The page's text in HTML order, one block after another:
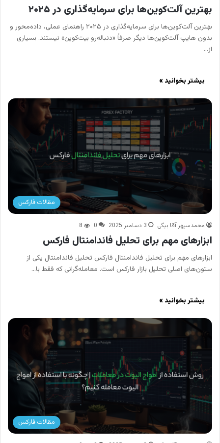
بهترین آلت‌کوین‌ها برای سرمایه‌گذاری در ۲۰۲۵
بهترین آلت‌کوین‌ها برای سرمایه‌گذاری در ۲۰۲۵ راهنمای عملی، داده‌محور و
بدون هایپ آلت‌کوین‌ها دیگر صرفاً «دنباله‌رو بیت‌کوین» نیستند. بسیاری
از…
بیشتر بخوانید »
مقالات فارکس
محمدسپهر آقا بیگی 3 دسامبر 2025 0
8
ابزارهای مهم برای تحلیل فاندامنتال فارکس
ابزارهای مهم برای تحلیل فاندامنتال فارکس تحلیل فاندامنتال یکی از
ستون‌های اصلی تحلیل بازار فارکس است. معامله‌گرانی که فقط با…
بیشتر بخوانید »
مقالات فارکس